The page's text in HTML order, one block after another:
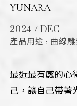
YUNARA
2024 / DEC
產品用途 : 曲線雕
最近最有感的心
己，讓自己帶著